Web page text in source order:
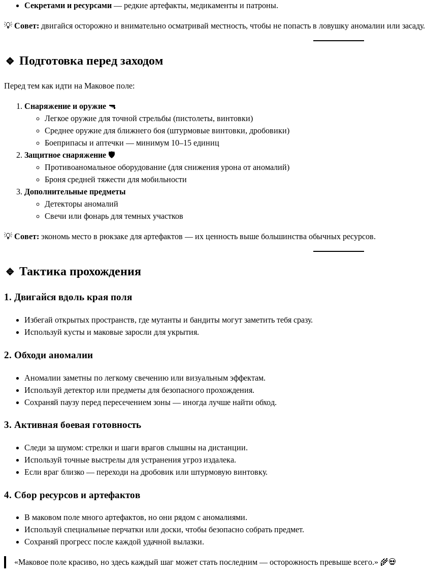
Секретами и ресурсами — редкие артефакты, медикаменты и патроны.
💡 Совет: двигайся осторожно и внимательно осматривай местность, чтобы не попасть в ловушку аномалии или засаду.
🔹 Подготовка перед заходом
Перед тем как идти на Маковое поле:
Снаряжение и оружие 🔫
Легкое оружие для точной стрельбы (пистолеты, винтовки)
Среднее оружие для ближнего боя (штурмовые винтовки, дробовики)
Боеприпасы и аптечки — минимум 10–15 единиц
Защитное снаряжение 🛡
Противоаномальное оборудование (для снижения урона от аномалий)
Броня средней тяжести для мобильности
Дополнительные предметы
Детекторы аномалий
Свечи или фонарь для темных участков
💡 Совет: экономь место в рюкзаке для артефактов — их ценность выше большинства обычных ресурсов.
🔹 Тактика прохождения
1. Двигайся вдоль края поля
Избегай открытых пространств, где мутанты и бандиты могут заметить тебя сразу.
Используй кусты и маковые заросли для укрытия.
2. Обходи аномалии
Аномалии заметны по легкому свечению или визуальным эффектам.
Используй детектор или предметы для безопасного прохождения.
Сохраняй паузу перед пересечением зоны — иногда лучше найти обход.
3. Активная боевая готовность
Следи за шумом: стрелки и шаги врагов слышны на дистанции.
Используй точные выстрелы для устранения угроз издалека.
Если враг близко — переходи на дробовик или штурмовую винтовку.
4. Сбор ресурсов и артефактов
В маковом поле много артефактов, но они рядом с аномалиями.
Используй специальные перчатки или доски, чтобы безопасно собрать предмет.
Сохраняй прогресс после каждой удачной вылазки.
«Маковое поле красиво, но здесь каждый шаг может стать последним — осторожность превыше всего.» 🌾💀